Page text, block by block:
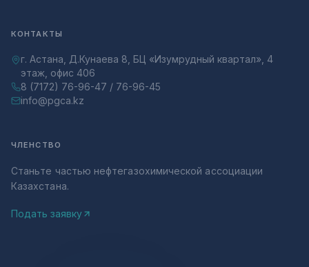
КОНТАКТЫ
г. Астана, Д.Кунаева 8, БЦ «Изумрудный квартал», 4
этаж, офис 406
8 (7172) 76-96-47 / 76-96-45
info@pgca.kz
ЧЛЕНСТВО
Станьте частью нефтегазохимической ассоциации
Казахстана.
Подать заявку